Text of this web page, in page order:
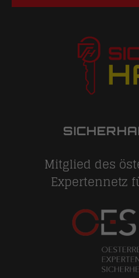
Mitglied des
Expertennetz